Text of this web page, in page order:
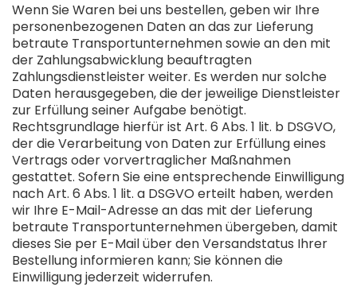
Wenn Sie Waren bei uns bestellen, geben wir Ihre
personenbezogenen Daten an das zur Lieferung
betraute Transportunternehmen sowie an den mit
der Zahlungsabwicklung beauftragten
Zahlungsdienstleister weiter. Es werden nur solche
Daten herausgegeben, die der jeweilige Dienstleister
zur Erfüllung seiner Aufgabe benötigt.
Rechtsgrundlage hierfür ist Art. 6 Abs. 1 lit. b DSGVO,
der die Verarbeitung von Daten zur Erfüllung eines
Vertrags oder vorvertraglicher Maßnahmen
gestattet. Sofern Sie eine entsprechende Einwilligung
nach Art. 6 Abs. 1 lit. a DSGVO erteilt haben, werden
wir Ihre E-Mail-Adresse an das mit der Lieferung
betraute Transportunternehmen übergeben, damit
dieses Sie per E-Mail über den Versandstatus Ihrer
Bestellung informieren kann; Sie können die
Einwilligung jederzeit widerrufen.